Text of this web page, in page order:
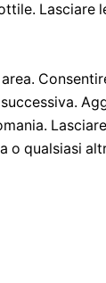
Lasciare
o qualsiasi